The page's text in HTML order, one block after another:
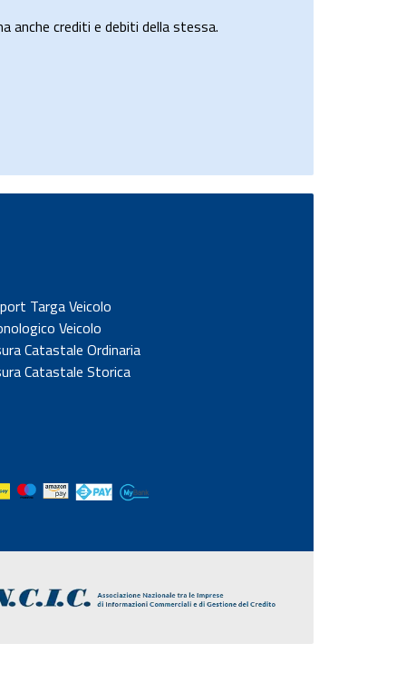
anche crediti e debiti della stessa.
Targa Veicolo
Veicolo
Catastale Ordinaria
Catastale Storica